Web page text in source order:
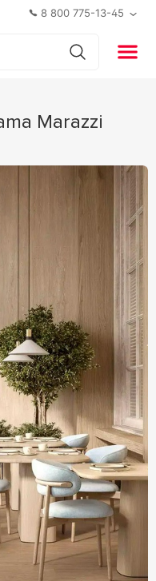
8 800 775-13-45
Marazzi